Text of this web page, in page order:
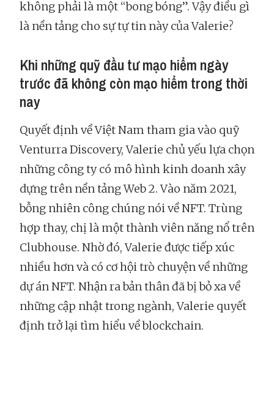
không phải là một “bong bóng”. Vậy điều gì
là nền tảng cho sự tự tin này của Valerie?
Khi những quỹ đầu tư mạo hiểm ngày
trước đã không còn mạo hiểm trong thời
nay
Quyết định về Việt Nam tham gia vào quỹ
Venturra Discovery, Valerie chủ yếu lựa chọn
những công ty có mô hình kinh doanh xây
dựng trên nền tảng Web 2. Vào năm 2021,
bỗng nhiên công chúng nói về NFT. Trùng
hợp thay, chị là một thành viên năng nổ trên
Clubhouse. Nhờ đó, Valerie được tiếp xúc
nhiều hơn và có cơ hội trò chuyện về những
dự án NFT. Nhận ra bản thân đã bị bỏ xa về
những cập nhật trong ngành, Valerie quyết
định trở lại tìm hiểu về blockchain.